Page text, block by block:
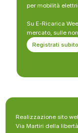
per mobilità
Su E-Ricarica
mercato, sulle
Registrati subito
Realizzazione sito
Via Martiri della